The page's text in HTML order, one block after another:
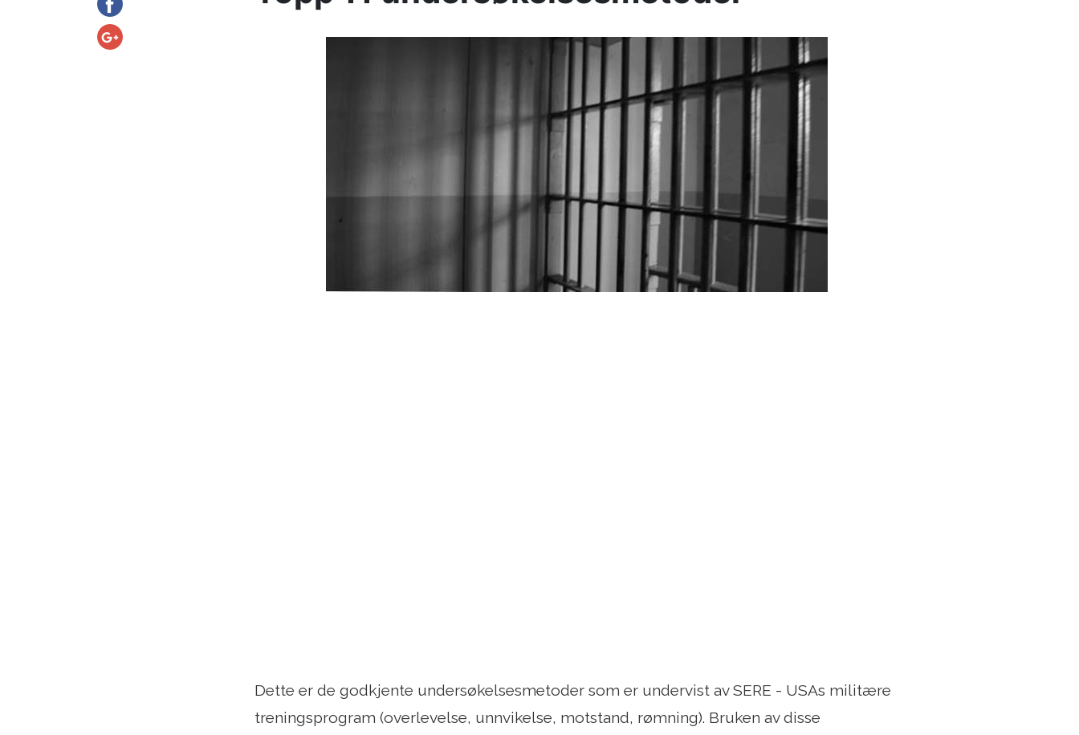
Dette er de godkjente undersøkelsesmetoder som er undervist av SERE - USAs militære
treningsprogram (overlevelse, unnvikelse, motstand, rømning). Bruken av disse